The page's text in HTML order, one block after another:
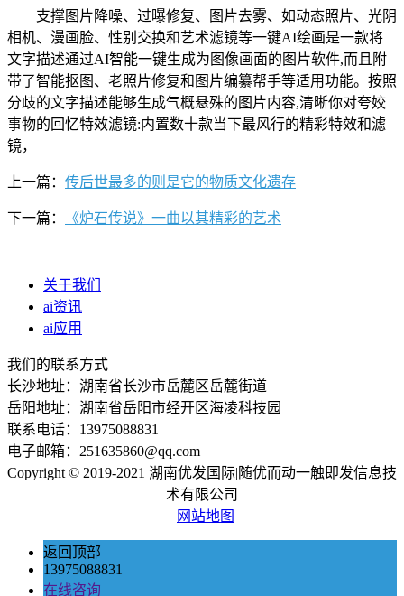
支撑图片降噪、过曝修复、图片去雾、如动态照片、光阴
相机、漫画脸、性别交换和艺术滤镜等一键AI绘画是一款将
文字描述通过AI智能一键生成为图像画面的图片软件,而且附
带了智能抠图、老照片修复和图片编纂帮手等适用功能。按照
分歧的文字描述能够生成气概悬殊的图片内容,清晰你对夸姣
事物的回忆特效滤镜:内置数十款当下最风行的精彩特效和滤
镜，
上一篇： 传后世最多的则是它的物质文化遗存
下一篇： 《炉石传说》一曲以其精彩的艺术
关于我们
ai资讯
ai应用
我们的联系方式
长沙地址：湖南省长沙市岳麓区岳麓街道
岳阳地址：湖南省岳阳市经开区海凌科技园
联系电话：13975088831
电子邮箱：251635860@qq.com
Copyright © 2019-2021 湖南优发国际|随优而动一触即发信息技
术有限公司
网站地图
返回顶部
13975088831
在线咨询